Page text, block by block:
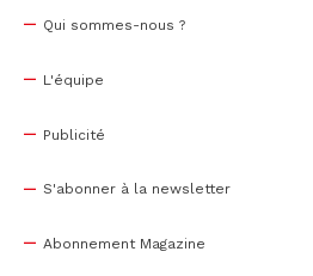
Qui sommes-nous ?
L'équipe
Publicité
S'abonner à la newsletter
Abonnement Magazine